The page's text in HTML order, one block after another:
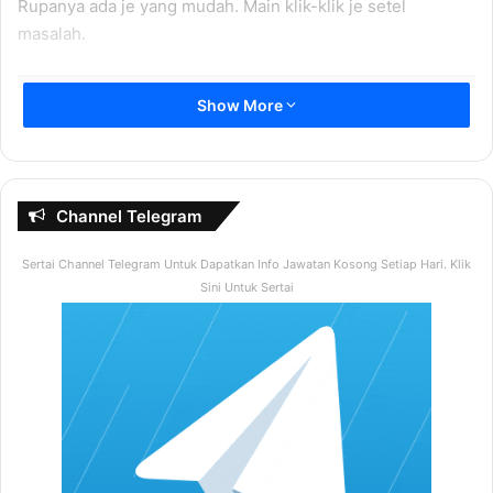
Rupanya ada je yang mudah. Main klik-klik je setel
masalah.
Bayangkan boleh dapat 1000 produk hot laku keras dengan
1 klik je, power ke tak software ni?
Ni bukan main-main, ni betul-betul. Pilih kategori, klik je
fetch product. Sistem akan buat kerja dia dalam beberapa
Show More
Channel Telegram
Sertai Channel Telegram Untuk Dapatkan Info Jawatan Kosong Setiap Hari. Klik
Sini Untuk Sertai